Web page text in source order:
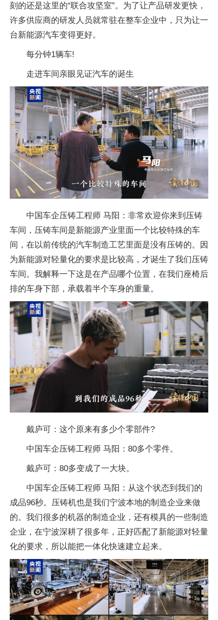
刻的还是这里的“联合攻坚室”。为了让产品研发更快，
许多供应商的研发人员就常驻在整车企业中，只为让一
台新能源汽车变得更好。
每分钟1辆车!
走进车间亲眼见证汽车的诞生
中国车企压铸工程师 马阳：非常欢迎你来到压铸
车间，压铸车间是新能源产业里面一个比较特殊的车
间，在以前传统的汽车制造工艺里面是没有压铸的。因
为新能源对轻量化的要求是比较高，才诞生了我们压铸
车间。我解释一下这是在产品哪个位置，在我们座椅后
排的车身下部，承载着半个车身的重量。
戴庐可：这个原来有多少个零部件?
中国车企压铸工程师 马阳：80多个零件。
戴庐可：80多变成了一大块。
中国车企压铸工程师 马阳：从这个状态到我们的
成品96秒。压铸机也是我们宁波本地的制造企业来做
的。我们很多的机器的制造企业，还有模具的一些制造
企业，在宁波深耕了很多年，正好匹配了新能源对轻量
化的要求，所以能把一体化快速建立起来。